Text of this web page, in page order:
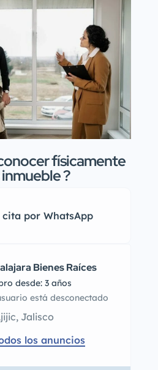
físicamente
?
cita por WhatsApp
Bienes Raíces
desde: 3 años
está desconectado
Jalisco
los anuncios